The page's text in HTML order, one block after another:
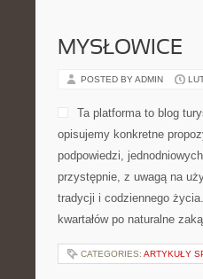
MYSŁOWICE
POSTED BY ADMIN
Ta platforma to blog
opisujemy konkretne
podpowiedzi,
przystępnie, z uwagą na
tradycji i codziennego
kwartałów po naturalne
CATEGORIES: ARTYKUŁY